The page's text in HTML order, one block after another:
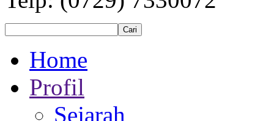
Home
Profil
Sejarah